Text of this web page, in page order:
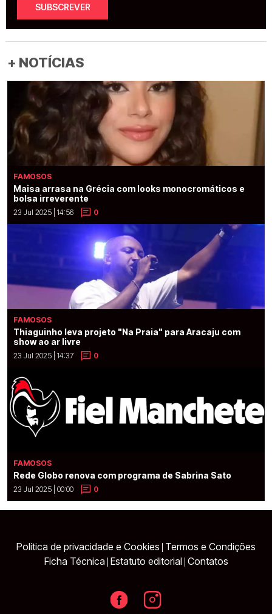
SUBSCREVER
+ NOTÍCIAS
FAMOSOS
Maisa arrasa na Grécia com looks monocromáticos e
bolsa irreverente
23 Jul 2025 | 14:56 0
FAMOSOS
Thiaguinho leva projeto "Na Praia" para Aracaju com
show ao ar livre
23 Jul 2025 | 14:37 0
FAMOSOS
Rede Globo renova com programa de Sabrina Sato
23 Jul 2025 | 00:00 0
Política de privacidade e Cookies Termos e Condições
Ficha Técnica Estatuto editorial Contatos